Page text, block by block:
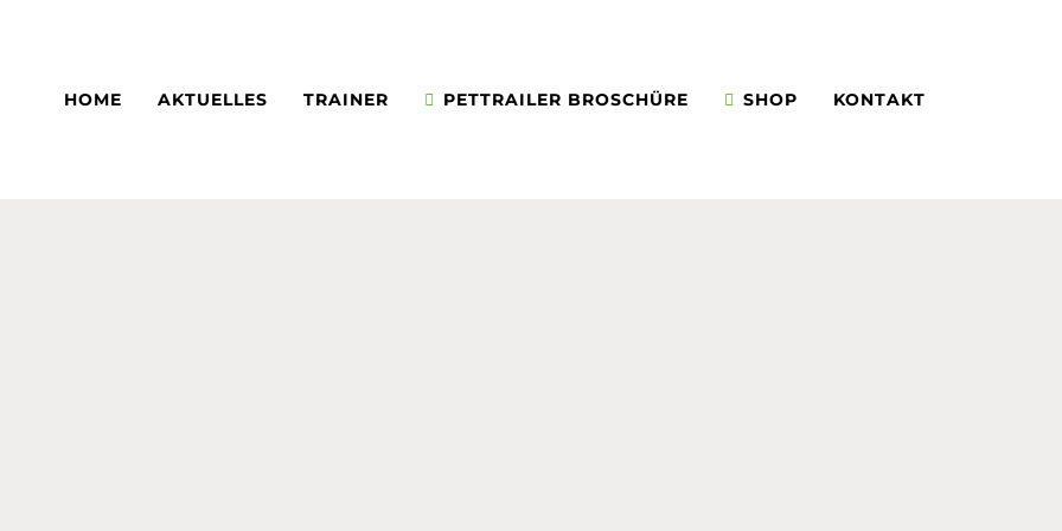
HOME AKTUELLES TRAINER PETTRAILER BROSCHÜRE SHOP KONTAKT